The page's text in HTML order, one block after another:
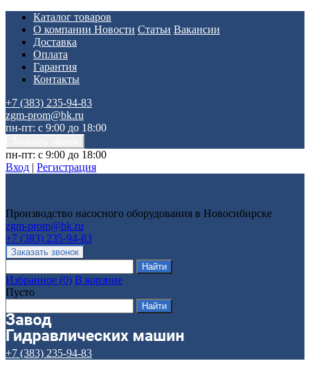
Каталог товаров
О компании Новости Статьи Вакансии
Доставка
Оплата
Гарантия
Контакты
+7 (383) 235-94-83
zgm-prom@bk.ru
пн-пт: с 9:00 до 18:00
пн-пт: с 9:00 до 18:00
Вход | Регистрация
Производство насосного оборудования в Новосибирске
zgm-prom@bk.ru
+7 (383) 235-94-83
Избранное (0) В корзине
Пусто
+7 (383) 235-94-83